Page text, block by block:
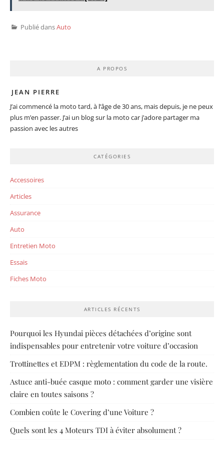
Publié dansAuto
A PROPOS
JEAN PIERRE
J’ai commencé la moto tard, à l’âge de 30 ans, mais depuis, je ne peux
plus m’en passer. J’ai un blog sur la moto car j’adore partager ma
passion avec les autres
CATÉGORIES
Accessoires
Articles
Assurance
Auto
Entretien Moto
Essais
Fiches Moto
ARTICLES RÉCENTS
Pourquoi les Hyundai pièces détachées d’origine sont
indispensables pour entretenir votre voiture d’occasion
Trottinettes et EDPM : règlementation du code de la route.
Astuce anti-buée casque moto : comment garder une visière
claire en toutes saisons ?
Combien coûte le Covering d’une Voiture ?
Quels sont les 4 Moteurs TDI à éviter absolument ?